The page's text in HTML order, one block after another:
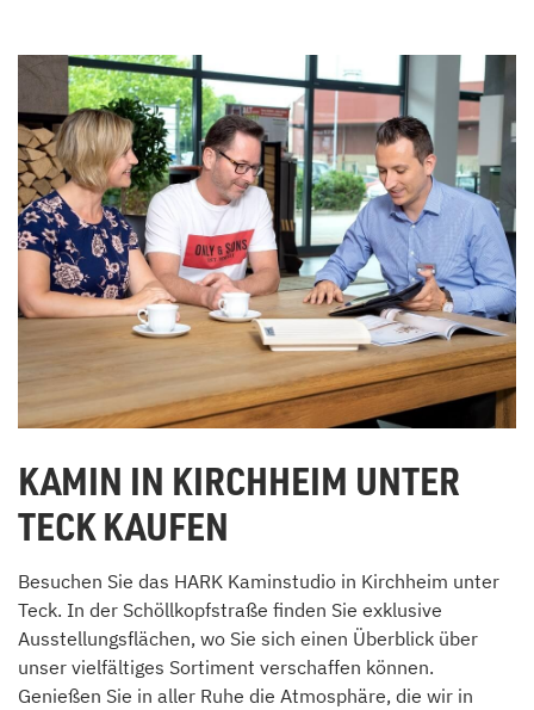
KAMIN IN KIRCHHEIM UNTER
TECK KAUFEN
Besuchen Sie das HARK Kaminstudio in Kirchheim unter
Teck. In der Schöllkopfstraße finden Sie exklusive
Ausstellungsflächen, wo Sie sich einen Überblick über
unser vielfältiges Sortiment verschaffen können.
Genießen Sie in aller Ruhe die Atmosphäre, die wir in